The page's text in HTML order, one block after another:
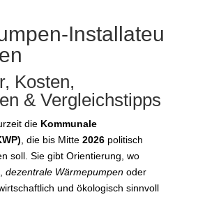
Kosten,
& Vergleichstipps
die Kommunale
, die bis Mitte 2026politisch
soll. Sie gibt Orientierung, wo
dezentrale Wärmepumpenoder
und ökologisch sinnvoll